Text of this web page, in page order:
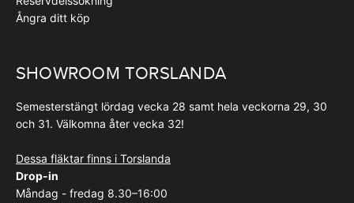
Ångra ditt köp
SHOWROOM TORSLANDA
Semesterstängt lördag vecka 28 samt hela veckorna 29, 30
och 31. Välkomna åter vecka 32!
Dessa fläktar finns i Torslanda
Drop-in
Måndag - fredag 8.30–16:00